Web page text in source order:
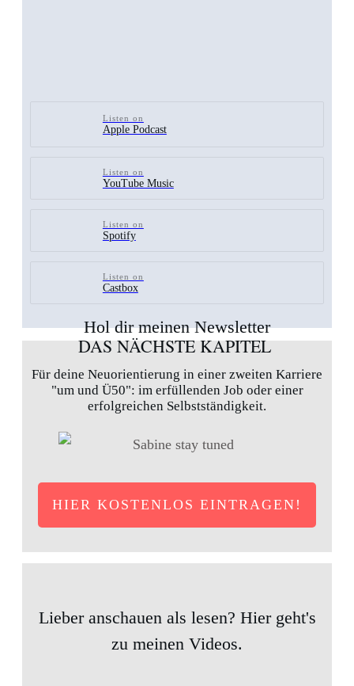
Listen on
Apple Podcast
Listen on
YouTube Music
Listen on
Spotify
Listen on
Castbox
Hol dir meinen Newsletter
DAS NÄCHSTE KAPITEL
Für deine Neuorientierung in einer zweiten Karriere
"um und Ü50": im erfüllenden Job oder einer
erfolgreichen Selbstständigkeit.
HIER KOSTENLOS EINTRAGEN!
Lieber anschauen als lesen? Hier geht's
zu meinen Videos.